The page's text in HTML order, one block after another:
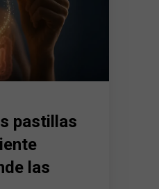
pastillas
las